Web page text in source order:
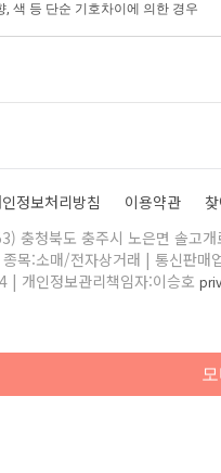
, 색 등 단순 기호차이에 의한 경우
정보처리방침 이용약관
충청북도 충주시 노은면 솔고
목:소매/전자상거래 | 통신판매
개인정보관리책임자:이승호